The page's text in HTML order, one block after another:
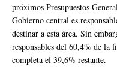
próximos Presupuestos
Gobierno central es
destinar a esta área. Sin
responsables del 60,4% de la
completa el 39,6% restante.